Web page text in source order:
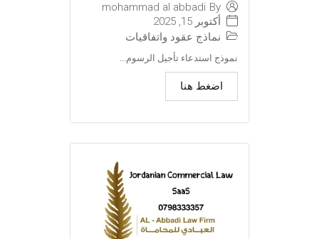
By
mohammad al abbadi
أكتوبر 15, 2025
نماذج عقود واتفاقيات
نموذج استدعاء تأجيل الرسوم...
اضغط هنا